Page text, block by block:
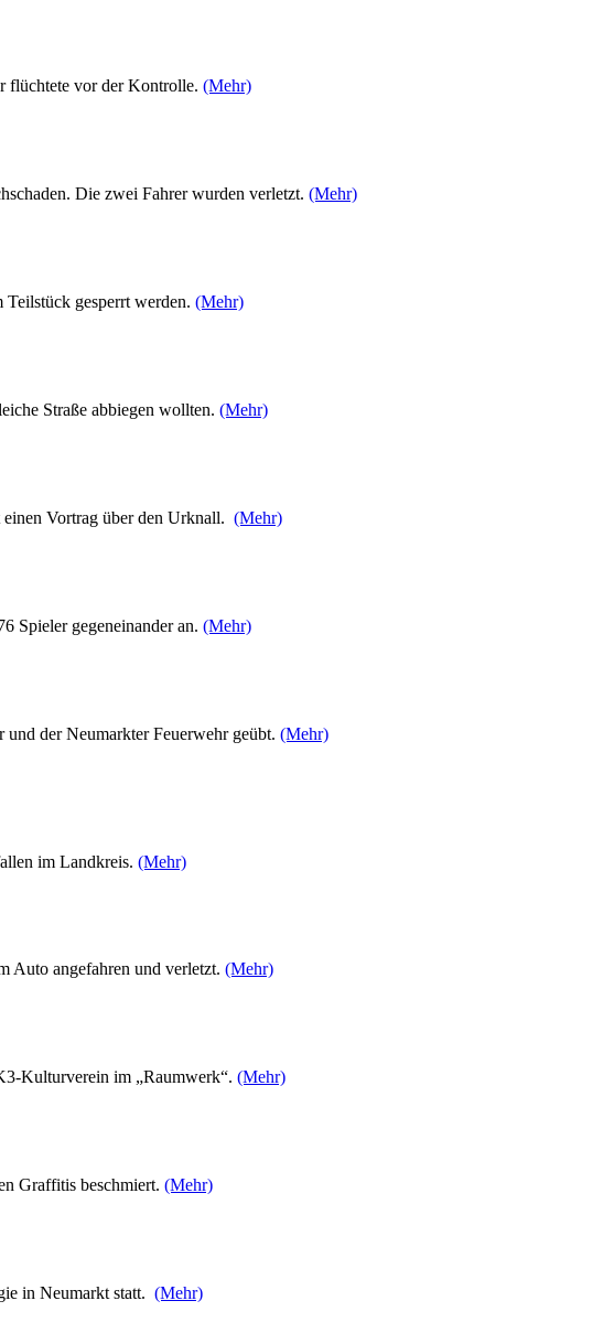
flüchtete vor der Kontrolle. (Mehr)
Die zwei Fahrer wurden verletzt. (Mehr)
Teilstück gesperrt werden. (Mehr)
Straße abbiegen wollten. (Mehr)
Vortrag über den Urknall. (Mehr)
Spieler gegeneinander an. (Mehr)
der Neumarkter Feuerwehr geübt. (Mehr)
im Landkreis. (Mehr)
Auto angefahren und verletzt. (Mehr)
Kulturverein im „Raumwerk“. (Mehr)
Graffitis beschmiert. (Mehr)
in Neumarkt statt. (Mehr)